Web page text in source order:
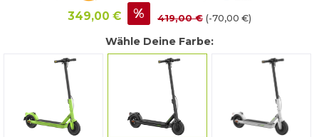
349,00 € % 419,00 € (-70,00 €)
Wähle Deine Farbe:
grün schwarz weiß